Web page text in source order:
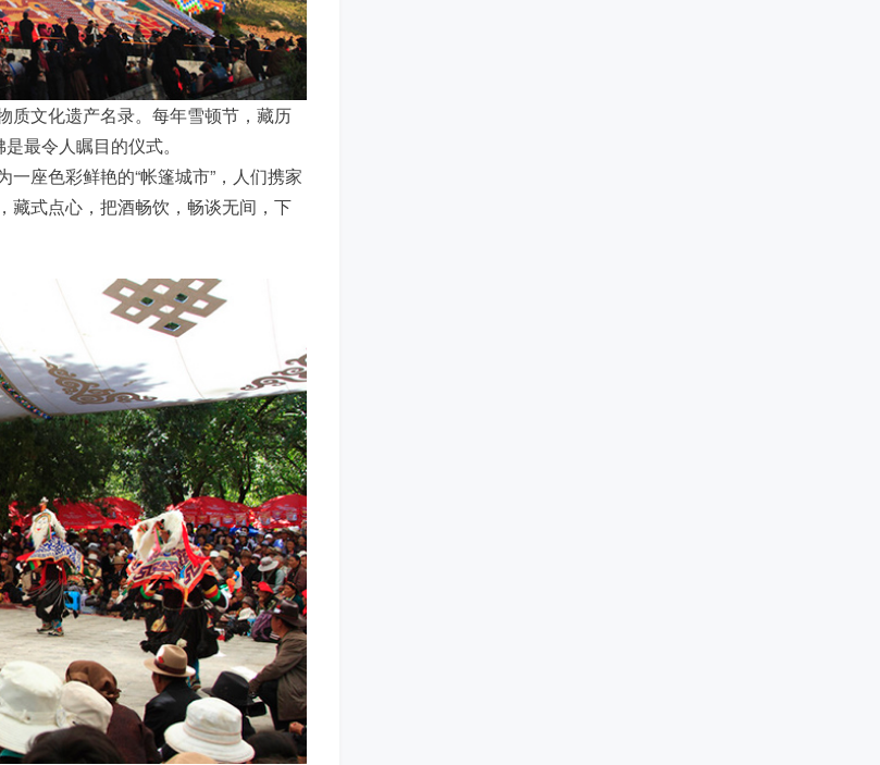
质文化遗产名录。每年雪顿节，藏历
最令人瞩目的仪式。
座色彩鲜艳的“帐篷城市”，人们携家
藏式点心，把酒畅饮，畅谈无间，下